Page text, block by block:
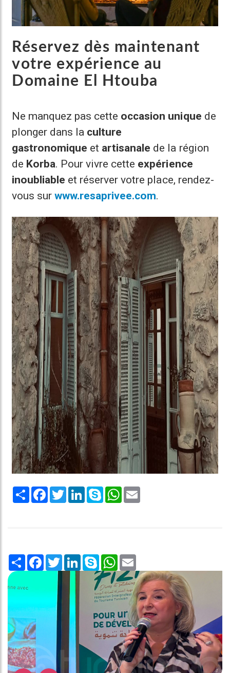
Réservez dès maintenant
votre expérience au
Domaine El Htouba
Ne manquez pas cette occasion unique de
plonger dans la culture
gastronomique et artisanale de la région
de Korba. Pour vivre cette expérience
inoubliable et réserver votre place, rendez-
vous surwww.resaprivee.com.
Share Facebook
TwitterLinkedInSkype WhatsApp
Share Facebook
TwitterLinkedInSkype WhatsApp